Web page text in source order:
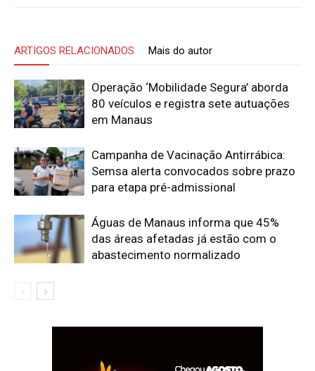
ARTIGOS RELACIONADOS Mais do autor
Operação ‘Mobilidade Segura’ aborda
80 veículos e registra sete autuações
em Manaus
Campanha de Vacinação Antirrábica:
Semsa alerta convocados sobre prazo
para etapa pré-admissional
Águas de Manaus informa que 45%
das áreas afetadas já estão com o
abastecimento normalizado